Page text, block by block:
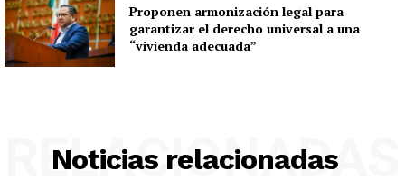
Proponen armonización legal para
garantizar el derecho universal a una
“vivienda adecuada”
Noticias relacionadas
RELACIONADAS